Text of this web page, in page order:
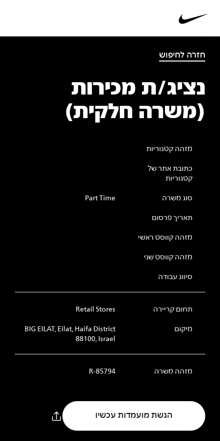
חזרה לחיפוש
נציג/ת מכירות
(משרה חלקית)
מזהה קטגוריות
כתובת אתר של
קטגוריות
סוג משרה Part Time
תאריך פרסום
מזהה קווסט ראשי
מזהה קווסט שני
סיווג עבודה
תחום קריירה Retail Stores
מיקום
BIG EILAT, Eilat, Haifa District
88100, Israel
מזהה משרה R-85794
הגשת מועמדות עכשיו